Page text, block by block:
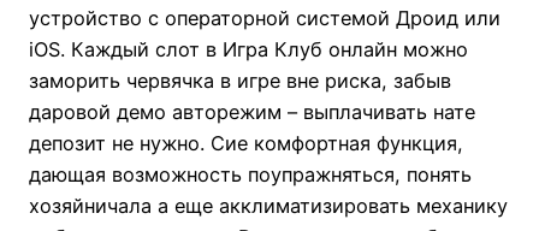
устройство с операторной системой Дроид или
iOS. Каждый слот в Игра Клуб онлайн можно
заморить червячка в игре вне риска, забыв
даровой демо авторежим – выплачивать нате
депозит не нужно. Сие комфортная функция,
дающая возможность поупражняться, понять
хозяйничала а еще акклиматизировать механику